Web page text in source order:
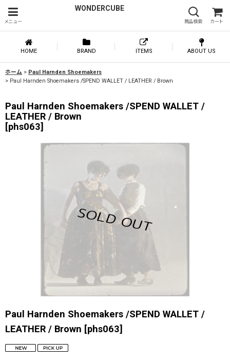
メニュー
WONDERCUBE
商品検索 カート
HOME BRAND ITEMS ABOUT US
ホーム > Paul Harnden Shoemakers
> Paul Harnden Shoemakers /SPEND WALLET / LEATHER / Brown
Paul Harnden Shoemakers /SPEND WALLET /
LEATHER / Brown
[phs063]
Paul Harnden Shoemakers /SPEND WALLET /
LEATHER / Brown [phs063]